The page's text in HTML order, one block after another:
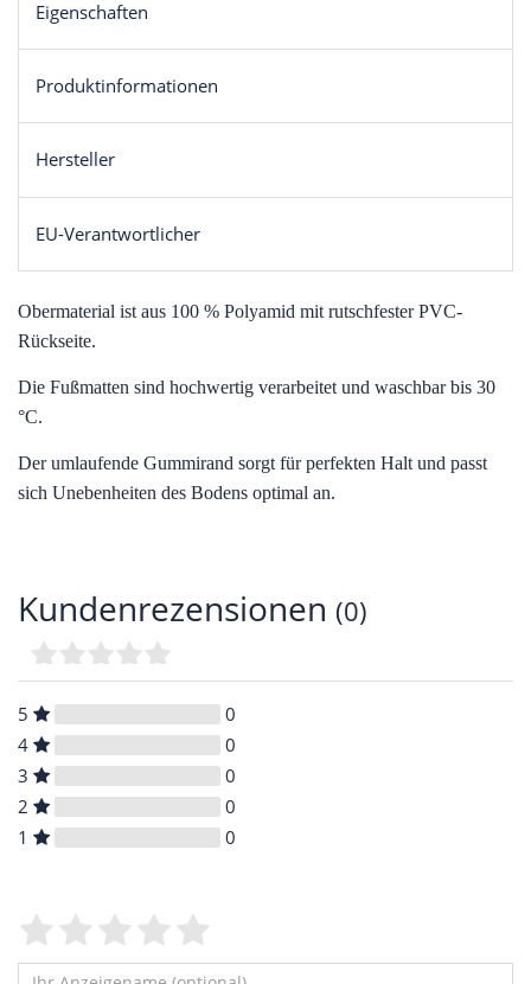
Eigenschaften
Produktinformationen
Hersteller
EU-Verantwortlicher
Obermaterial ist aus 100 % Polyamid mit rutschfester PVC-
Rückseite.
Die Fußmatten sind hochwertig verarbeitet und waschbar bis 30
°C.
Der umlaufende Gummirand sorgt für perfekten Halt und passt
sich Unebenheiten des Bodens optimal an.
Kundenrezensionen (0)
5
0
4
0
3
0
2
0
1
0
Bewertungssterne
4
3
2
1